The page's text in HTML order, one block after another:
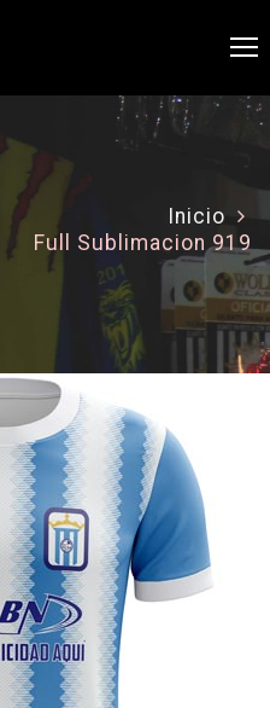
Inicio
Full Sublimacion 919